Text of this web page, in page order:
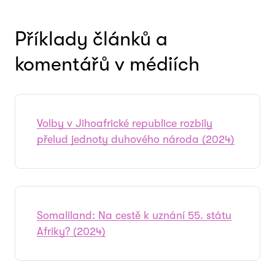
Příklady článků a
komentářů v médiích
Volby v Jihoafrické republice rozbily
přelud jednoty duhového národa (2024)
Somaliland: Na cestě k uznání 55. státu
Afriky? (2024)